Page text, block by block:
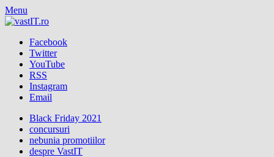
Menu
Facebook
Twitter
YouTube
RSS
Instagram
Email
Black Friday 2021
concursuri
nebunia promotiilor
despre VastIT